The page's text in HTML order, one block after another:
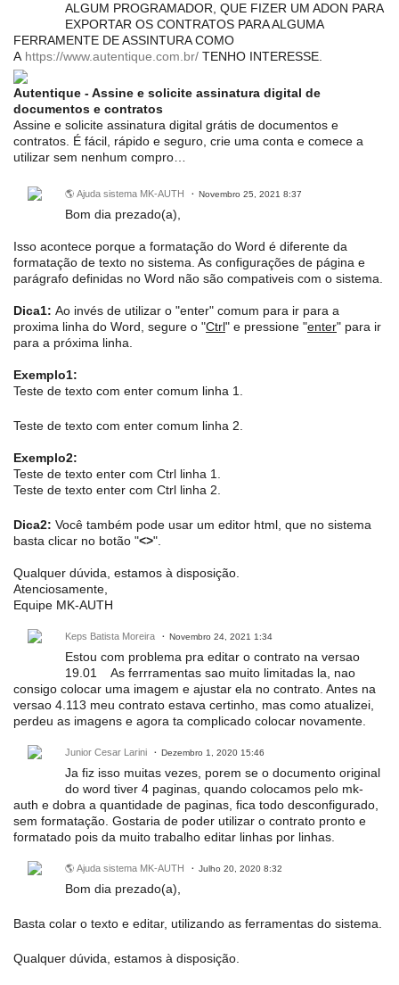
ALGUM PROGRAMADOR, QUE FIZER UM ADON PARA
EXPORTAR OS CONTRATOS PARA ALGUMA
FERRAMENTE DE ASSINTURA COMO
A https://www.autentique.com.br/ TENHO INTERESSE.
Autentique - Assine e solicite assinatura digital de
documentos e contratos
Assine e solicite assinatura digital grátis de documentos e
contratos. É fácil, rápido e seguro, crie uma conta e comece a
utilizar sem nenhum compro…
🌎 Ajuda sistema MK-AUTH Novembro 25, 2021 8:37
Bom dia prezado(a),
Isso acontece porque a formatação do Word é diferente da
formatação de texto no sistema. As configurações de página e
parágrafo definidas no Word não são compativeis com o sistema.
Dica1: Ao invés de utilizar o "enter" comum para ir para a
proxima linha do Word, segure o "Ctrl" e pressione "enter" para ir
para a próxima linha.
Exemplo1:
Teste de texto com enter comum linha 1.
Teste de texto com enter comum linha 2.
Exemplo2:
Teste de texto enter com Ctrl linha 1.
Teste de texto enter com Ctrl linha 2.
Dica2: Você também pode usar um editor html, que no sistema
basta clicar no botão "<>".
Qualquer dúvida, estamos à disposição.
Atenciosamente,
Equipe MK-AUTH
Keps Batista Moreira Novembro 24, 2021 1:34
Estou com problema pra editar o contrato na versao
19.01 As ferrramentas sao muito limitadas la, nao
consigo colocar uma imagem e ajustar ela no contrato. Antes na
versao 4.113 meu contrato estava certinho, mas como atualizei,
perdeu as imagens e agora ta complicado colocar novamente.
Junior Cesar Larini Dezembro 1, 2020 15:46
Ja fiz isso muitas vezes, porem se o documento original
do word tiver 4 paginas, quando colocamos pelo mk-
auth e dobra a quantidade de paginas, fica todo desconfigurado,
sem formatação. Gostaria de poder utilizar o contrato pronto e
formatado pois da muito trabalho editar linhas por linhas.
🌎 Ajuda sistema MK-AUTH Julho 20, 2020 8:32
Bom dia prezado(a),
Basta colar o texto e editar, utilizando as ferramentas do sistema.
Qualquer dúvida, estamos à disposição.